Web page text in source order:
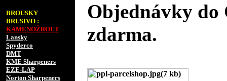
BROUSKY
BRUSIVO :
KAMENOŽROUT
Lansky
Spyderco
DMT
KME Sharpeners
EZE-LAP
Norton Sharpeners
Objednávky do
zdarma.